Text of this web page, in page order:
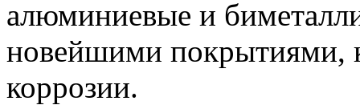
алюминиевые и
новейшими покрытиями,
коррозии.